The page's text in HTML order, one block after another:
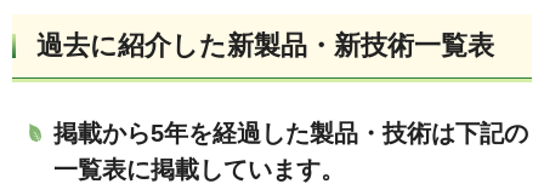
過去に紹介した新製品・新技術一覧表
掲載から5年を経過した製品・技術は下記の
一覧表に掲載しています。